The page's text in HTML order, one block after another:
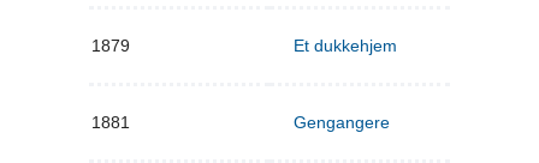
1879 Et dukkehjem
1881 Gengangere